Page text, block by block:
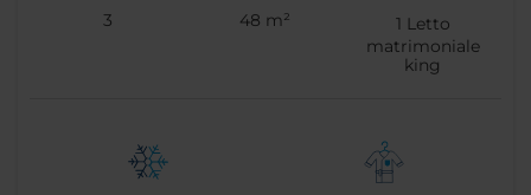
3 48 m² 1 Letto
matrimoniale
king